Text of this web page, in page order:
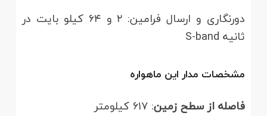
دورنگاری و ارسال فرامین: ۲ و ۶۴ کیلو بایت در
ثانیه S-band
مشخصات مدار این ماهواره
فاصله از سطح زمین: ۶۱۷ کیلومتر